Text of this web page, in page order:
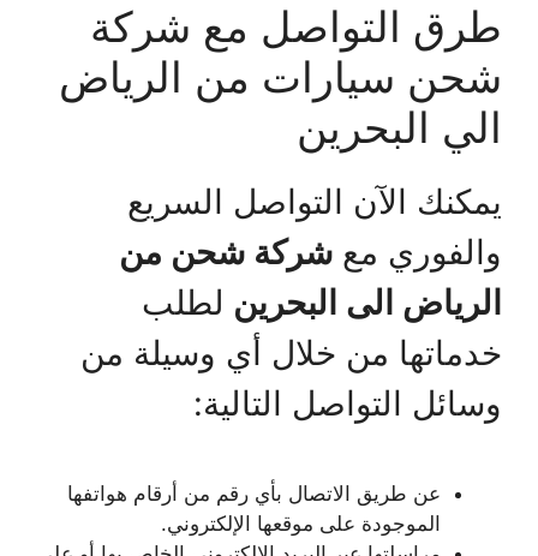
طرق التواصل مع شركة
شحن سيارات من الرياض
الي البحرين
يمكنك الآن التواصل السريع
والفوري مع شركة شحن من
الرياض الى البحرين لطلب
خدماتها من خلال أي وسيلة من
وسائل التواصل التالية:
عن طريق الاتصال بأي رقم من أرقام هواتفها
الموجودة على موقعها الإلكتروني.